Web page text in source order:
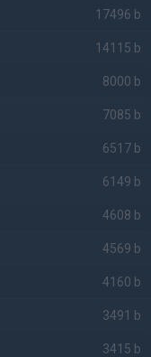
17496 b
14115 b
8000 b
7085 b
6517 b
6149 b
4608 b
4569 b
4160 b
3491 b
3415 b